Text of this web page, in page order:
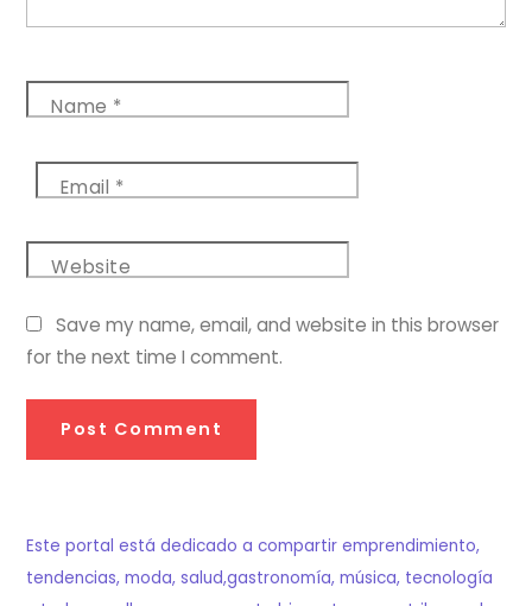
Name *
Email *
Website
Save my name, email, and website in this browser
for the next time I comment.
Este portal está dedicado a compartir emprendimiento,
tendencias, moda, salud,gastronomía, música, tecnología